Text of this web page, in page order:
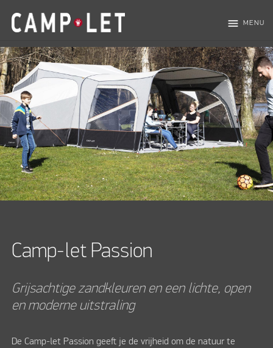
menu MENU
Camp-let Passion
Grijsachtige zandkleuren en een lichte, open
en moderne uitstraling
De Camp-let Passion geeft je de vrijheid om de natuur te